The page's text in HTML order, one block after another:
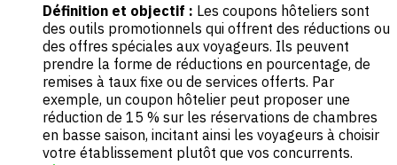
Définition et objectif : Les coupons hôteliers sont
des outils promotionnels qui offrent des réductions ou
des offres spéciales aux voyageurs. Ils peuvent
prendre la forme de réductions en pourcentage, de
remises à taux fixe ou de services offerts. Par
exemple, un coupon hôtelier peut proposer une
réduction de 15 % sur les réservations de chambres
en basse saison, incitant ainsi les voyageurs à choisir
votre établissement plutôt que vos concurrents.